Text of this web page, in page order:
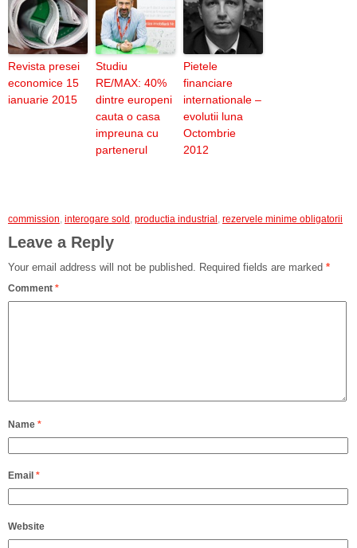
Revista presei
economice 15
ianuarie 2015
Studiu
RE/MAX: 40%
dintre europeni
cauta o casa
impreuna cu
partenerul
Pietele
financiare
internationale –
evolutii luna
Octombrie
2012
commission, interogare sold , productia industrial , rezervele minime obligatorii
Leave a Reply
Your email address will not be published. Required fields are marked *
Comment *
Name *
Email *
Website